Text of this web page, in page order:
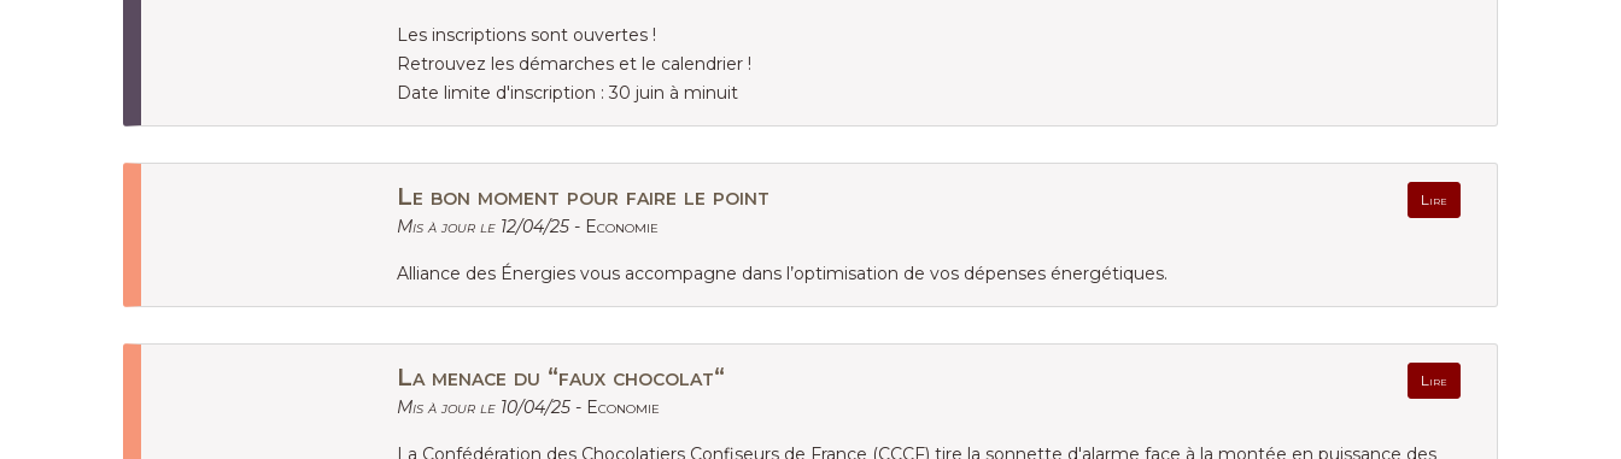
Les inscriptions sont ouvertes !
Retrouvez les démarches et le calendrier !
Date limite d'inscription : 30 juin à minuit
Le bon moment pour faire le point Lire
Mis à jour le 12/04/25 - Economie
Alliance des Énergies vous accompagne dans l’optimisation de vos dépenses énergétiques.
La menace du “faux chocolat“ Lire
Mis à jour le 10/04/25 - Economie
La Confédération des Chocolatiers Confiseurs de France (CCCF) tire la sonnette d'alarme face à la montée en puissance des